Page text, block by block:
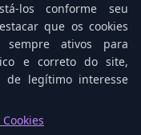
los conforme seu
que os cookies
sempre ativos para
e correto do site,
de legítimo interesse